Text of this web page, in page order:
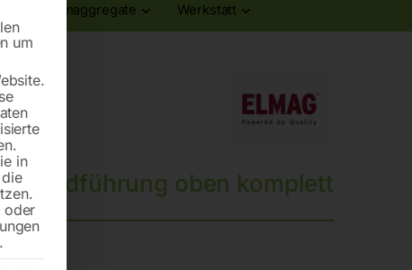
Stromaggregate Werkstatt
oben komplett
um
in